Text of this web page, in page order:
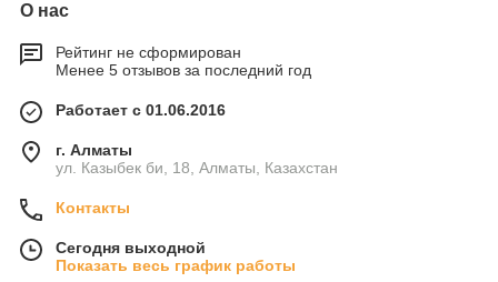
О нас
Рейтинг не сформирован
Менее 5 отзывов за последний год
Работает с 01.06.2016
г. Алматы
ул. Казыбек би, 18, Алматы, Казахстан
Контакты
Сегодня выходной
Показать весь график работы